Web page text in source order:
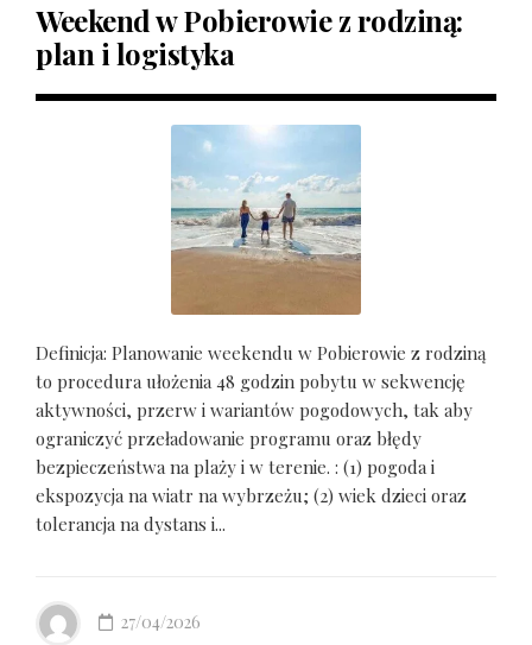
Weekend w Pobierowie z rodziną:
plan i logistyka
Definicja: Planowanie weekendu w Pobierowie z rodziną
to procedura ułożenia 48 godzin pobytu w sekwencję
aktywności, przerw i wariantów pogodowych, tak aby
ograniczyć przeładowanie programu oraz błędy
bezpieczeństwa na plaży i w terenie. : (1) pogoda i
ekspozycja na wiatr na wybrzeżu; (2) wiek dzieci oraz
tolerancja na dystans i...
27/04/2026